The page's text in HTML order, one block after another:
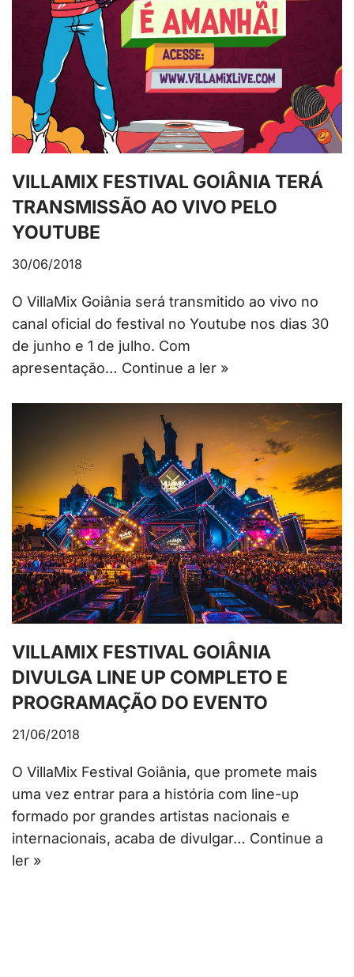
VILLAMIX FESTIVAL GOIÂNIA TERÁ
TRANSMISSÃO AO VIVO PELO
YOUTUBE
30/06/2018
O VillaMix Goiânia será transmitido ao vivo no
canal oficial do festival no Youtube nos dias 30
de junho e 1 de julho. Com
apresentação… Continue a ler »
VILLAMIX FESTIVAL GOIÂNIA
DIVULGA LINE UP COMPLETO E
PROGRAMAÇÃO DO EVENTO
21/06/2018
O VillaMix Festival Goiânia, que promete mais
uma vez entrar para a história com line-up
formado por grandes artistas nacionais e
internacionais, acaba de divulgar… Continue a
ler »